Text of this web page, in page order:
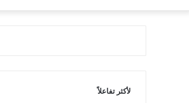
لأكثر تفاعلاً